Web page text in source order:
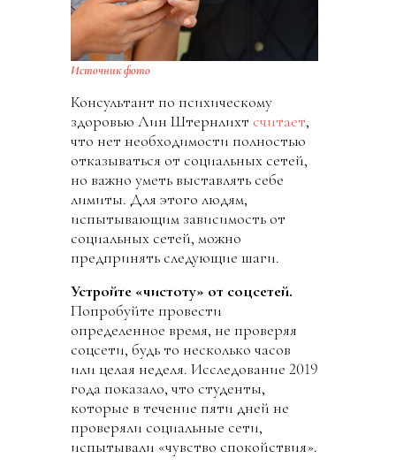
Источник фото
Консультант по психическому
здоровью Лин Штернлихт считает,
что нет необходимости полностью
отказываться от социальных сетей,
но важно уметь выставлять себе
лимиты. Для этого людям,
испытывающим зависимость от
социальных сетей, можно
предпринять следующие шаги.
Устройте «чистоту» от соцсетей.
Попробуйте провести
определенное время, не проверяя
соцсети, будь то несколько часов
или целая неделя. Исследование 2019
года показало, что студенты,
которые в течение пяти дней не
проверяли социальные сети,
испытывали «чувство спокойствия».